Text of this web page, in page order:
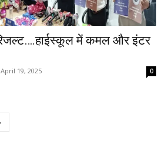
रिजल्ट….हाईस्कूल में कमल और इंटर
April 19, 2025 0